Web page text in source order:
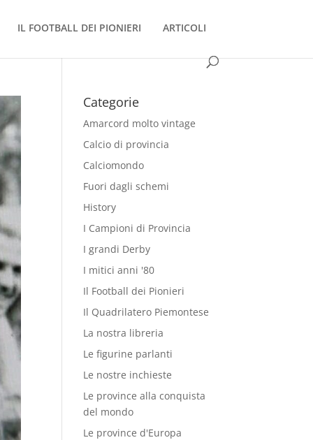
IL FOOTBALL DEI PIONIERI ARTICOLI
Categorie
Amarcord molto vintage
Calcio di provincia
Calciomondo
Fuori dagli schemi
History
I Campioni di Provincia
I grandi Derby
I mitici anni '80
Il Football dei Pionieri
Il Quadrilatero Piemontese
La nostra libreria
Le figurine parlanti
Le nostre inchieste
Le province alla conquista
del mondo
Le province d'Europa